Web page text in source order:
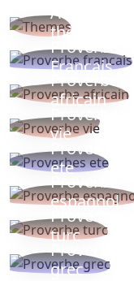
Autres
thèmes
Proverbe
Français
Proverbe
africain
Proverbe
vie
Proverbes
ete
Proverbe
espagnol
Proverbe
turc
Proverbe
grec